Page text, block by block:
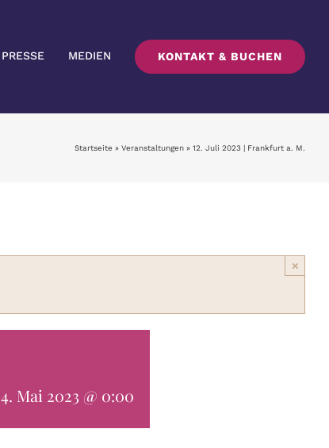
PRESSE MEDIEN KONTAKT & BUCHEN
Startseite » Veranstaltungen » 12. Juli 2023 | Frankfurt a. M.
×
4. Mai 2023 @ 0:00